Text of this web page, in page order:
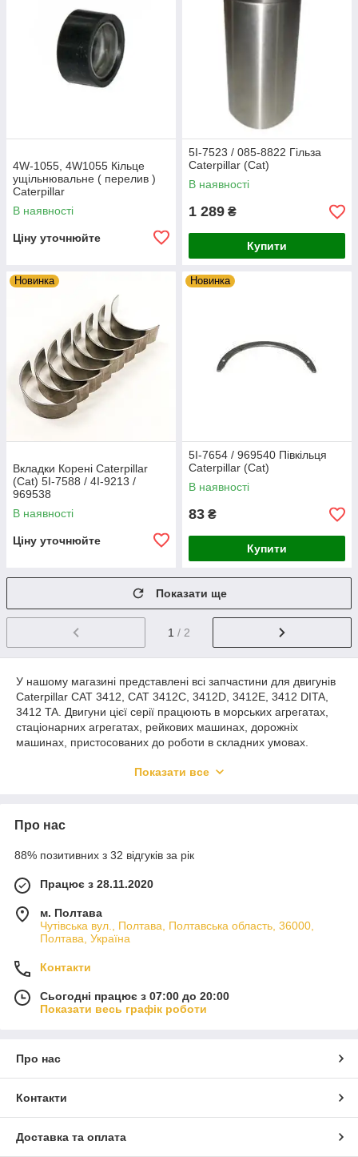
4W-1055, 4W1055 Кільце
ущільнювальне ( перелив )
Caterpillar
В наявності
Ціну уточнюйте
5I-7523 / 085-8822 Гільза
Caterpillar (Cat)
В наявності
1 289 ₴
Купити
Новинка
Вкладки Корені Caterpillar
(Cat) 5I-7588 / 4I-9213 /
969538
В наявності
Ціну уточнюйте
Новинка
5I-7654 / 969540 Півкільця
Caterpillar (Cat)
В наявності
83 ₴
Купити
Показати ще
1 / 2
У нашому магазині представлені всі запчастини для двигунів
Caterpillar CAT 3412, CAT 3412C, 3412D, 3412E, 3412 DITA,
3412 TA. Двигуни цієї серії працюють в морських агрегатах,
стаціонарних агрегатах, рейкових машинах, дорожніх
машинах, пристосованих до роботи в складних умовах.
прокладки головки
комплекти прокладок
форсунки
клапани головки циліндрів
водяні насоси
свічки розжарювання
колінчасті вали
Вибрані моделі машин із двигуном серії CAT 3412:
Показати все
Про нас
88% позитивних з 32 відгуків за рік
Працює з 28.11.2020
м. Полтава
Чутівська вул., Полтава, Полтавська область, 36000,
Полтава, Україна
Контакти
Сьогодні працює з 07:00 до 20:00
Показати весь графік роботи
Про нас
Контакти
Доставка та оплата